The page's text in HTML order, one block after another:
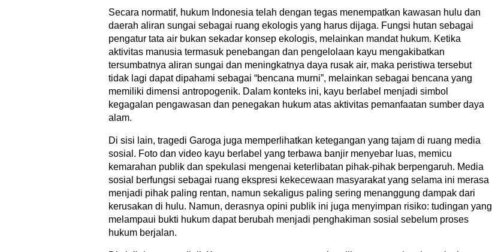
Secara normatif, hukum Indonesia telah dengan tegas menempatkan kawasan hulu dan
daerah aliran sungai sebagai ruang ekologis yang harus dijaga. Fungsi hutan sebagai
pengatur tata air bukan sekadar konsep ekologis, melainkan mandat hukum. Ketika
aktivitas manusia termasuk penebangan dan pengelolaan kayu mengakibatkan
tersumbatnya aliran sungai dan meningkatnya daya rusak air, maka peristiwa tersebut
tidak lagi dapat dipahami sebagai “bencana murni”, melainkan sebagai bencana yang
memiliki dimensi antropogenik. Dalam konteks ini, kayu berlabel menjadi simbol
kegagalan pengawasan dan penegakan hukum atas aktivitas pemanfaatan sumber daya
alam.
Di sisi lain, tragedi Garoga juga memperlihatkan ketegangan yang tajam di ruang media
sosial. Foto dan video kayu berlabel yang terbawa banjir menyebar luas, memicu
kemarahan publik dan spekulasi mengenai keterlibatan pihak-pihak berpengaruh. Media
sosial berfungsi sebagai ruang ekspresi kekecewaan masyarakat yang selama ini merasa
menjadi pihak paling rentan, namun sekaligus paling sering menanggung dampak dari
kerusakan di hulu. Namun, derasnya opini publik ini juga menyimpan risiko: tudingan yang
melampaui bukti hukum dapat berubah menjadi penghakiman sosial sebelum proses
hukum berjalan.